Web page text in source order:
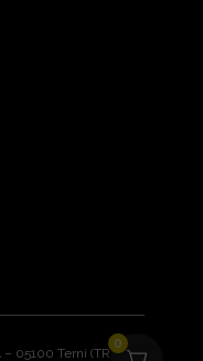
05100 Terni (TR) | P.IVA:
0